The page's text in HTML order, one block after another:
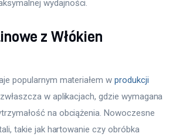
wydajności.
z Włókien
popularnym materiałem w produkcji
w aplikacjach, gdzie wymagana
na obciążenia. Nowoczesne
takie jak hartowanie czy obróbka